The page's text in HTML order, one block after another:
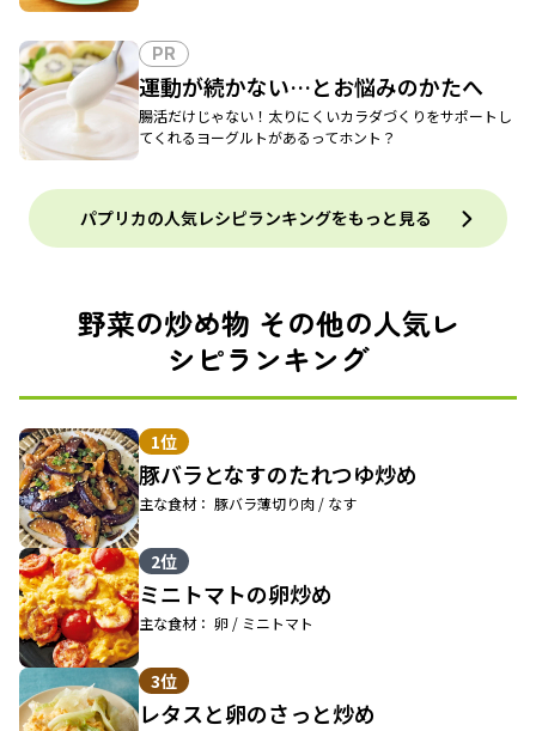
PR
運動が続かない…とお悩みのかたへ
腸活だけじゃない！太りにくいカラダづくりをサポートし
てくれるヨーグルトがあるってホント？
パプリカの人気レシピランキングをもっと見る
野菜の炒め物 その他の人気レ
シピランキング
1位
豚バラとなすのたれつゆ炒め
主な食材： 豚バラ薄切り肉 / なす
2位
ミニトマトの卵炒め
主な食材： 卵 / ミニトマト
3位
レタスと卵のさっと炒め